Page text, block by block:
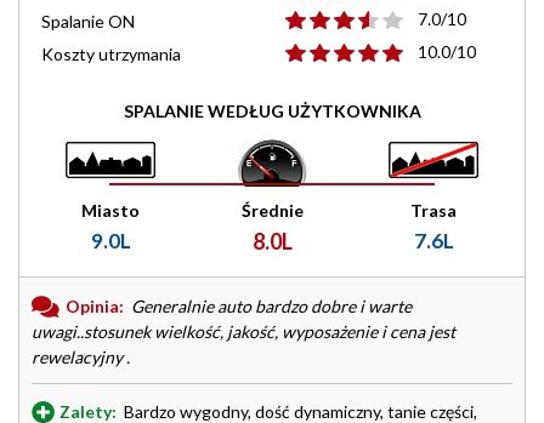
Spalanie ON
7.0/10
Koszty utrzymania
10.0/10
SPALANIE WEDŁUG UŻYTKOWNIKA
Miasto
9.0L
Średnie
8.0L
Trasa
7.6L
Opinia: Generalnie auto bardzo dobre i warte
uwagi..stosunek wielkość, jakość, wyposażenie i cena jest
rewelacyjny .
Zalety: Bardzo wygodny, dość dynamiczny, tanie części,